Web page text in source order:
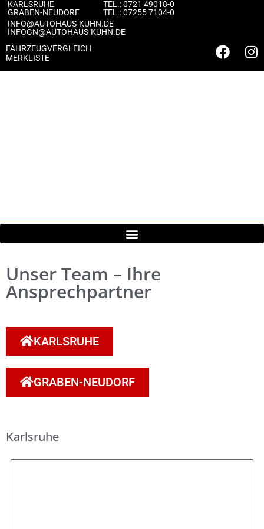
KARLSRUHE
GRABEN-NEUDORF
TEL.:0721 49018-0
TEL.:07255 7104-0
INFO@AUTOHAUS-KUHN.DE
INFOGN@AUTOHAUS-KUHN.DE
FAHRZEUGVERGLEICH
MERKLISTE
Unser Team – Ihre
Ansprechpartner
KARLSRUHE
GRABEN-NEUDORF
Karlsruhe